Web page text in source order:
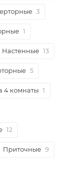
3
1
Настенные 13
5
4 комнаты 1
12
Приточные 9